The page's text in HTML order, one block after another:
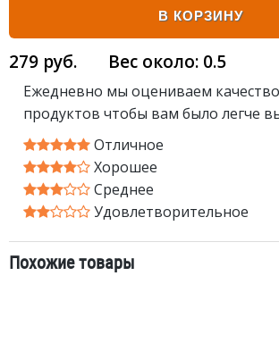
В КОРЗИНУ
279 руб. Вес около: 0.5
Ежедневно мы оцениваем
продуктов чтобы вам было легче
Отличное
Хорошее
Среднее
Удовлетворительное
Похожие товары